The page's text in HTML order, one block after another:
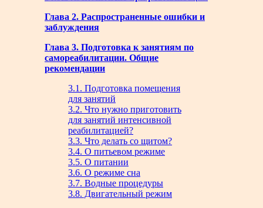
Глава 2. Распространенные ошибки и
заблуждения
Глава 3. Подготовка к занятиям по
самореабилитации. Общие
рекомендации
3.1. Подготовка помещения
для занятий
3.2. Что нужно приготовить
для занятий интенсивной
реабилитацией?
3.3. Что делать со щитом?
3.4. О питьевом режиме
3.5. О питании
3.6. О режиме сна
3.7. Водные процедуры
3.8. Двигательный режим